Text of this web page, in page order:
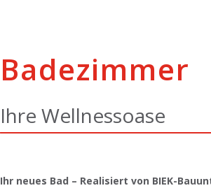
Badezimmer
Ihre Wellnessoase
Ihr neues Bad – Realisiert von BIEK-